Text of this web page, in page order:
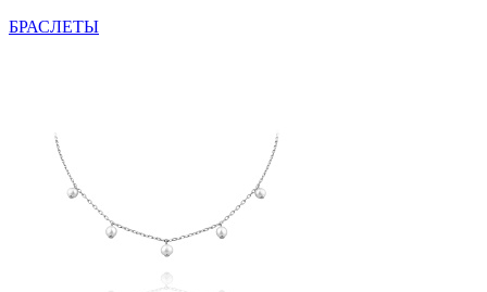
БРАСЛЕТЫ